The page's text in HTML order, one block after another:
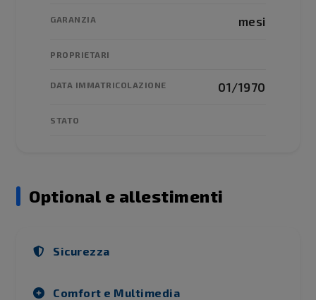
GARANZIA mesi
PROPRIETARI
DATA IMMATRICOLAZIONE 01/1970
STATO
Optional e allestimenti
Sicurezza
Comfort e Multimedia